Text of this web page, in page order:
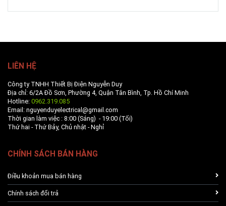
LIÊN HỆ
Công ty TNHH Thiết Bị Điện Nguyễn Duy
Địa chỉ: 6/2A Đồ Sơn, Phường 4, Quận Tân Bình, Tp. Hồ Chí Minh
Hotline: 0962.319.085
Email: nguyenduyelectrical@gmail.com
Thời gian làm việc : 8:00 (Sáng) - 19:00 (Tối)
Thứ hai - Thứ Bảy, Chủ nhật - Nghỉ
CHÍNH SÁCH BÁN HÀNG
Điều khoản mua bán hàng
Chính sách đổi trả